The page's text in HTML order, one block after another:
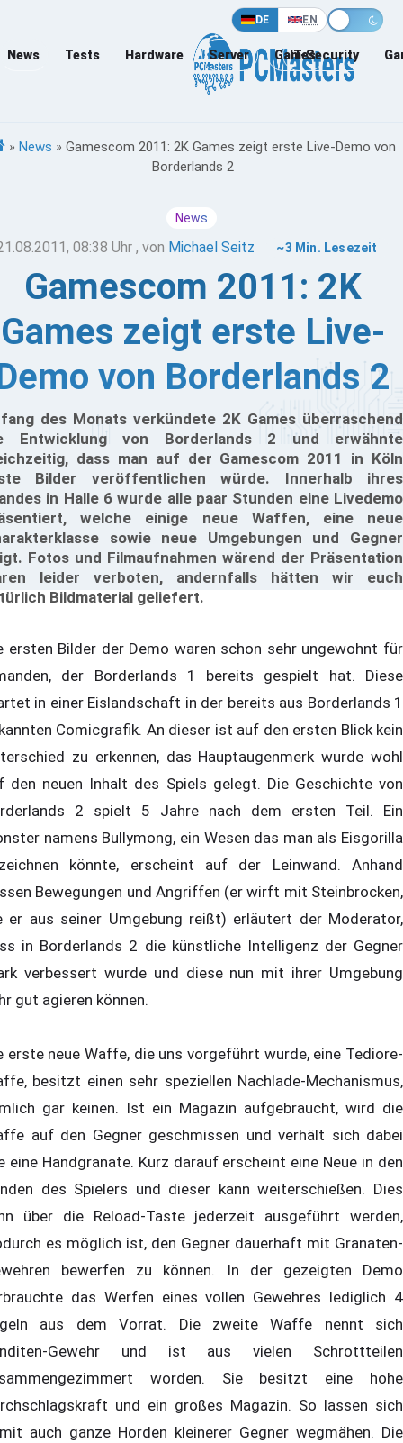
DE EN
News Tests Hardware Server Games
IT-Security
» News » Gamescom 2011: 2K Games zeigt erste Live-Demo von
Borderlands 2
News
08:38 Uhr , von Michael Seitz ~3 Min. Lesezeit
Gamescom 2011: 2K
Games zeigt erste Live-
von Borderlands 2
des Monats verkündete 2K Games überraschend
Entwicklung von Borderlands 2 und erwähnte
dass man auf der Gamescom 2011 in Köln
Bilder veröffentlichen würde. Innerhalb ihres
in Halle 6 wurde alle paar Stunden eine Livedemo
welche einige neue Waffen, eine neue
sowie neue Umgebungen und Gegner
Fotos und Filmaufnahmen wärend der Präsentation
leider verboten, andernfalls hätten wir euch
Bildmaterial geliefert.
ersten Bilder der Demo waren schon sehr ungewohnt für
der Borderlands 1 bereits gespielt hat. Diese
in einer Eislandschaft in der bereits aus Borderlands 1
Comicgrafik. An dieser ist auf den ersten Blick kein
zu erkennen, das Hauptaugenmerk wurde wohl
den neuen Inhalt des Spiels gelegt. Die Geschichte von
2 spielt 5 Jahre nach dem ersten Teil. Ein
namens Bullymong, ein Wesen das man als Eisgorilla
könnte, erscheint auf der Leinwand. Anhand
Bewegungen und Angriffen (er wirft mit Steinbrocken,
er aus seiner Umgebung reißt) erläutert der Moderator,
in Borderlands 2 die künstliche Intelligenz der Gegner
verbessert wurde und diese nun mit ihrer Umgebung
gut agieren können.
erste neue Waffe, die uns vorgeführt wurde, eine Tediore-
besitzt einen sehr speziellen Nachlade-Mechanismus,
gar keinen. Ist ein Magazin aufgebraucht, wird die
auf den Gegner geschmissen und verhält sich dabei
eine Handgranate. Kurz darauf erscheint eine Neue in den
des Spielers und dieser kann weiterschießen. Dies
über die Reload-Taste jederzeit ausgeführt werden,
es möglich ist, den Gegner dauerhaft mit Granaten-
bewerfen zu können. In der gezeigten Demo
das Werfen eines vollen Gewehres lediglich 4
aus dem Vorrat. Die zweite Waffe nennt sich
Gewehr und ist aus vielen Schrottteilen
worden. Sie besitzt eine hohe
und ein großes Magazin. So lassen sich
auch ganze Horden kleinerer Gegner wegmähen. Die